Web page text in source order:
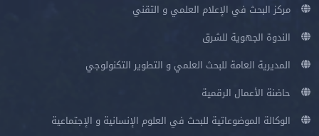
مركز البحث في الإعلام العلمي و التقني
الندوة الجهوية للشرق
المديرية العامة للبحث العلمي و التطوير التكنولوجي
حاضنة الأعمال الرقمية
الوكالة الموضوعاتية للبحث في العلوم الإنسانية و الإجتماعية